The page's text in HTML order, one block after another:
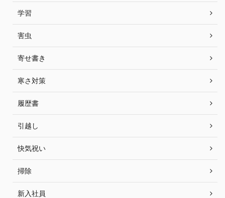
学習
害虫
寄せ書き
寒さ対策
履歴書
引越し
快気祝い
掃除
新入社員